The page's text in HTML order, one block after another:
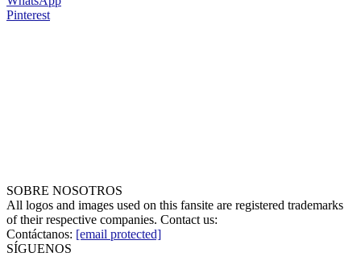
Pinterest
SOBRE NOSOTROS
All logos and images used on this fansite are registered trademarks
of their respective companies. Contact us:
Contáctanos: [email protected]
SÍGUENOS